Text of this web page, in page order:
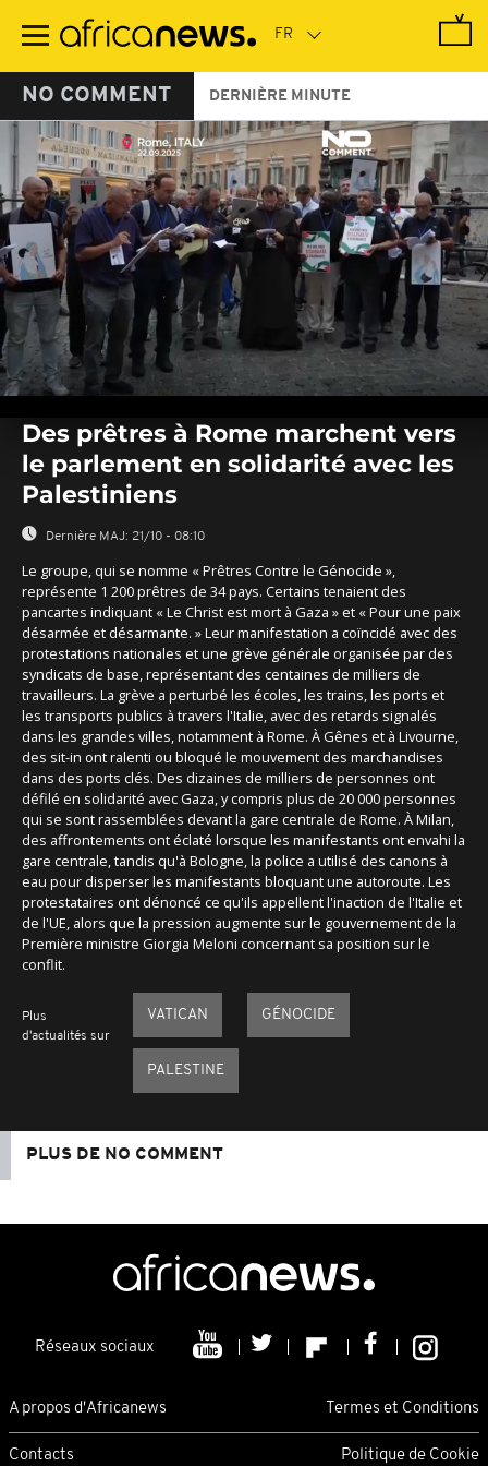
contenu
NO COMMENT DERNIÈRE MINUTE
seconds
seconds
Des prêtres à Rome marchent vers
le parlement en solidarité avec les
Palestiniens
Dernière MAJ: 21/10 - 08:10
Le groupe, qui se nomme « Prêtres Contre le Génocide »,
représente 1 200 prêtres de 34 pays. Certains tenaient des
pancartes indiquant « Le Christ est mort à Gaza » et « Pour une paix
désarmée et désarmante. » Leur manifestation a coïncidé avec des
protestations nationales et une grève générale organisée par des
syndicats de base, représentant des centaines de milliers de
travailleurs. La grève a perturbé les écoles, les trains, les ports et
les transports publics à travers l'Italie, avec des retards signalés
dans les grandes villes, notamment à Rome. À Gênes et à Livourne,
des sit-in ont ralenti ou bloqué le mouvement des marchandises
dans des ports clés. Des dizaines de milliers de personnes ont
défilé en solidarité avec Gaza, y compris plus de 20 000 personnes
qui se sont rassemblées devant la gare centrale de Rome. À Milan,
des affrontements ont éclaté lorsque les manifestants ont envahi la
gare centrale, tandis qu'à Bologne, la police a utilisé des canons à
eau pour disperser les manifestants bloquant une autoroute. Les
protestataires ont dénoncé ce qu'ils appellent l'inaction de l'Italie et
de l'UE, alors que la pression augmente sur le gouvernement de la
Première ministre Giorgia Meloni concernant sa position sur le
conflit.
Plus
d'actualités sur
VATICAN GÉNOCIDE
PALESTINE
PLUS DE NO COMMENT
Réseaux sociaux
A propos d'Africanews Termes et Conditions
Contacts Politique de Cookie